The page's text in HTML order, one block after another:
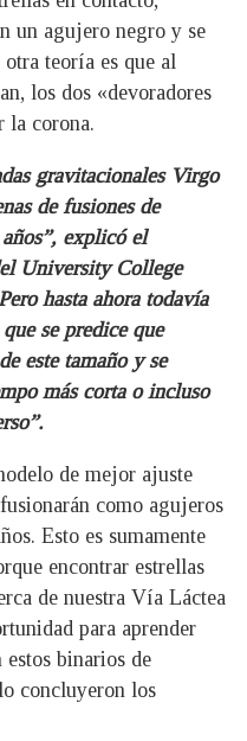
un agujero negro y se
teoría es que al
los dos «devoradores
la corona.
gravitacionales Virgo
de fusiones de
explicó el
University College
hasta ahora todavía
se predice que
este tamaño y se
más corta o incluso
de mejor ajuste
como agujeros
Esto es sumamente
encontrar estrellas
de nuestra Vía Láctea
para aprender
estos binarios de
concluyeron los